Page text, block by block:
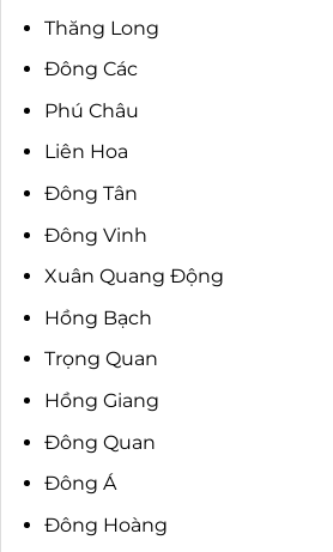
Thăng Long
Đông Các
Phú Châu
Liên Hoa
Đông Tân
Đông Vinh
Xuân Quang Động
Hồng Bạch
Trọng Quan
Hồng Giang
Đông Quan
Đông Á
Đông Hoàng